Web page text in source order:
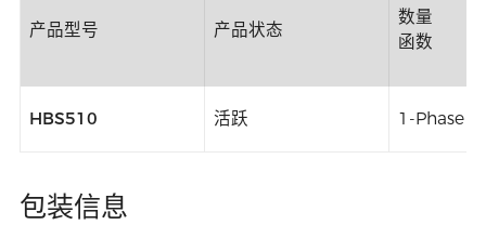
产品型号 产品状态
数量
函数
HBS510 活跃 1-Phase
包装信息